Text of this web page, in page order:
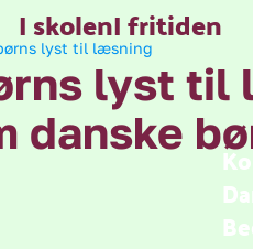
I skolenI fritiden
lyst til læsning
lyst til
danske